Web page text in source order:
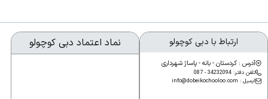
ارتباط با دبی کوچولو
آدرس : کردستان - بانه - پاساژ شهرداری
تلفن دفتر: 34232094 - 087
ایمیل : info@dobeikochooloo.com
نماد اعتماد دبی کوچولو